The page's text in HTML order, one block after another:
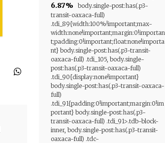
6.87%
body.single-post:has(.p3-
transit-oaxaca-full)
.tdi_89{width:100%!important;max-
width:none!important;margin:0!importan
t;padding:0!important;float:none!importa
nt} body.single-post:has(.p3-transit-
oaxaca-full) .tdi_105, body.single-
post:has(.p3-transit-oaxaca-full)
.tdi_90{display:none!important}
body.single-post:has(.p3-transit-oaxaca-
full)
.tdi_91{padding:0!important;margin:0!im
portant} body.single-post:has(.p3-
transit-oaxaca-full) .tdi_91>.tdb-block-
inner, body.single-post:has(.p3-transit-
oaxaca-full) .tdc-